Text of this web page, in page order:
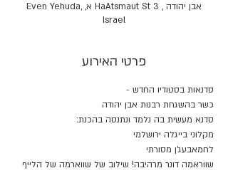
אבן יהודה , HaAtsmaut St 3 א, Even Yehuda,
Israel
פרטי האירוע
סדנאות בסטודיו החדש -
כשר בהשגחת רבנות אבן יהודה
סדנא מעשית בה נלמד ונתנסה בהכנת:
מקלוני בייגלה ירושלמי
לחמאבעג'ן מסורתי
שווראמה דונר מרהיבה! שילוב של שווארמה של הלייף